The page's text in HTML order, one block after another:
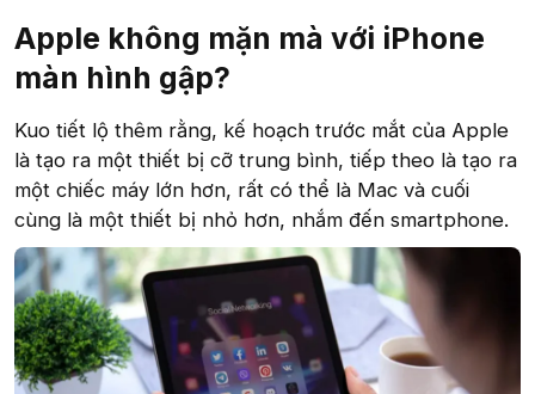
Apple không mặn mà với iPhone
màn hình gập?
Kuo tiết lộ thêm rằng, kế hoạch trước mắt của Apple
là tạo ra một thiết bị cỡ trung bình, tiếp theo là tạo ra
một chiếc máy lớn hơn, rất có thể là Mac và cuối
cùng là một thiết bị nhỏ hơn, nhắm đến smartphone.